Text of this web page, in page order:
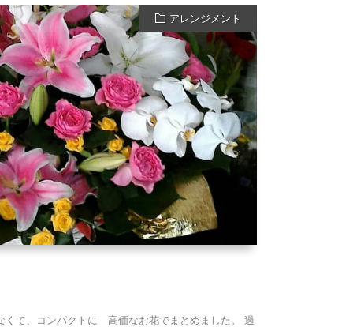
アレンジメント
くて、コンパクトに 高価なお花でまとめました。 過